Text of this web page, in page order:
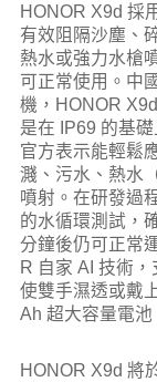
HONOR X9d 採
有效阻隔沙塵、
熱水或強力水槍
可正常使用。中
機，HONOR
是在 IP69 的基
官方表示能輕鬆
濺、污水、熱水
噴射。在研發過
的水循環測試，
分鐘後仍可正常
R 自家 AI 技術
使雙手濕透或戴
Ah 超大容量電池
HONOR X9d 將